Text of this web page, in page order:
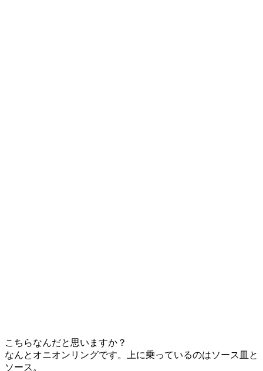
こちらなんだと思いますか？
なんとオニオンリングです。上に乗っているのはソース皿と
ソース。